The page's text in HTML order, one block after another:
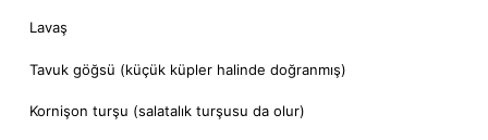
Lavaş
Tavuk göğsü (küçük küpler halinde doğranmış)
Kornişon turşu (salatalık turşusu da olur)